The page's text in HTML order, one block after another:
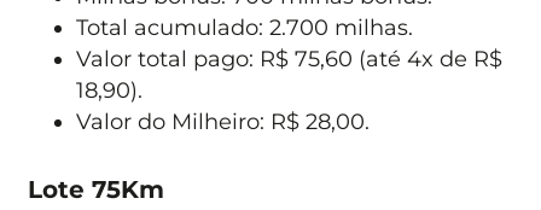
Total acumulado: 2.700 milhas.
Valor total pago: R$ 75,60 (até 4x de R$
18,90).
Valor do Milheiro: R$ 28,00.
Lote 75Km